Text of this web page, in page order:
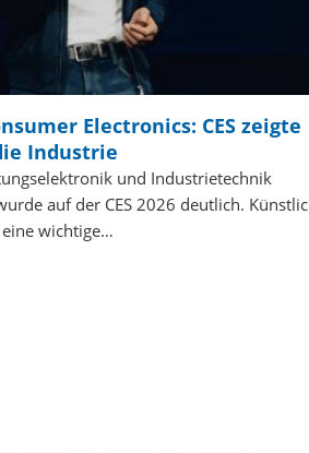
Electronics: CES zeigte
Industrie
und Industrietechnik
auf der CES 2026 deutlich.
wichtige…